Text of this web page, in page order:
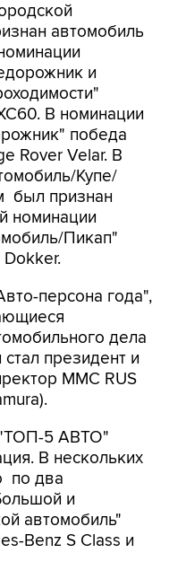
автомобиль
и
В номинации
победа
Rover Velar. В
Купе/
был признан
номинации
Пикап"
Dokker.
персона года",
дела
президент и
MMC RUS
5 АВТО"
В нескольких
по два
и
автомобиль"
Benz S Class и